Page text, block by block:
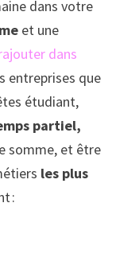
dans votre
et une
dans
entreprises que
étudiant,
partiel,
somme, et être
les plus
: